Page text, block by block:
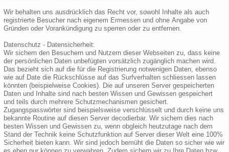
Wir behalten uns ausdrücklich das Recht vor, sowohl Inhalte als auch
registrierte Besucher nach eigenem Ermessen und ohne Angabe von
Gründen oder Vorankündigung zu sperren oder zu entfernen.
Datenschutz - Datensicherheit:
Wir sichern den Besuchern und Nutzern dieser Webseiten zu, dass keine
der persönlichen Daten unbefügten vorsätzlich zugänglich machen wird.
Das bezieht sich auf die für die Registrierung notwenigen Daten, ebenso
wie auf Date die Rückschlüsse auf das Surfverhalten schliessen lassen
könnten (beispielweise Cookies). Die auf unseren Server gespeicherten
Daten und Inhalte sind nach besten Wissen und Gewissen gespeichert
und teils durch mehrere Schutzmechanismen gesichert.
Zugangspasswörter sind beispielsweise verschlüsselt und durch keine uns
bekannte Routine auf diesen Server decodierbar. Wir sichern dies nach
besten Wissen und Gewissen zu, wenn obgleich heutzutage nach dem
Stand der Technik keine Schutzfunktion auf Server dieser Welt eine 100%
Sicherheit bieten kann. Wir sind jedoch bemüht die Daten so sicher wie wir